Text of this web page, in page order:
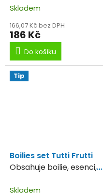
Skladem
166,07 Kč bez DPH
186 Kč
Do košíku
Tip
Boilies set Tutti Frutti
Obsahuje boilie, esenci,
Skladem